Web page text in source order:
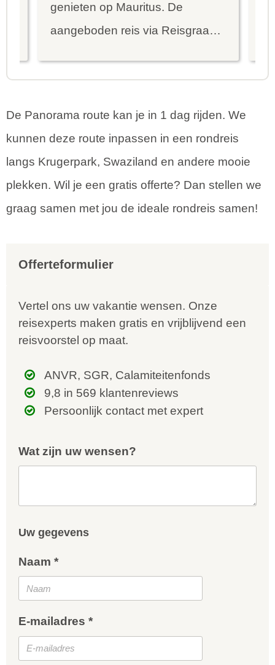
genieten op Mauritus. De
aangeboden reis via Reisgraag
mooie dingen van het eiland te
De Panorama route kan je in 1 dag rijden. We
kunnen deze route inpassen in een rondreis
langs Krugerpark, Swaziland en andere mooie
plekken. Wil je een gratis offerte? Dan stellen we
graag samen met jou de ideale rondreis samen!
Offerteformulier
Vertel ons uw vakantie wensen. Onze
reisexperts maken gratis en vrijblijvend een
reisvoorstel op maat.
ANVR, SGR, Calamiteitenfonds
9,8 in 569 klantenreviews
Persoonlijk contact met expert
Wat zijn uw wensen?
Uw gegevens
Naam *
E-mailadres *